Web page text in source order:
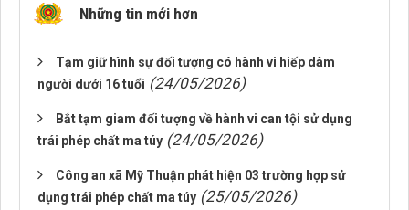
Những tin mới hơn
Tạm giữ hình sự đối tượng có hành vi hiếp dâm
người dưới 16 tuổi (24/05/2026)
Bắt tạm giam đối tượng về hành vi can tội sử dụng
trái phép chất ma túy (24/05/2026)
Công an xã Mỹ Thuận phát hiện 03 trường hợp sử
dụng trái phép chất ma túy (25/05/2026)